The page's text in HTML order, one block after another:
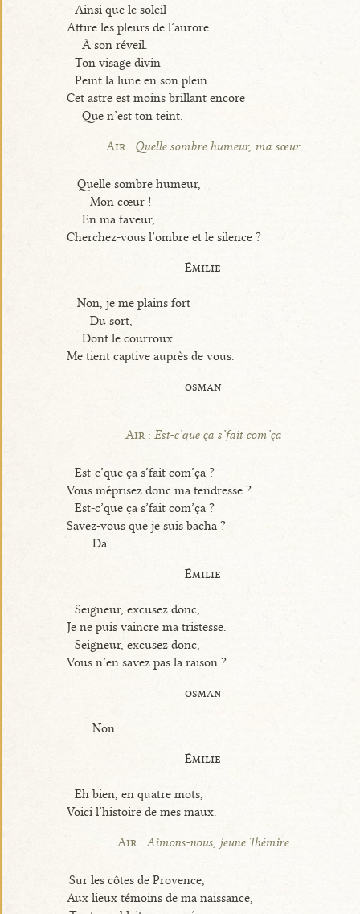
Ainsi que le soleil
Attire les pleurs de l’aurore
À son réveil.
Ton visage divin
Peint la lune en son plein.
Cet astre est moins brillant encore
Que n’est ton teint.
Air : Quelle sombre humeur, ma sœur
Quelle sombre humeur,
Mon cœur !
En ma faveur,
Cherchez-vous l’ombre et le silence ?
Émilie
Non, je me plains fort
Du sort,
Dont le courroux
Me tient captive auprès de vous.
osman
Air : Est-c’que ça s’fait com’ça
Est-c’que ça s’fait com’ça ?
Vous méprisez donc ma tendresse ?
Est-c’que ça s’fait com’ça ?
Savez-vous que je suis bacha ?
Da.
Émilie
Seigneur, excusez donc,
Je ne puis vaincre ma tristesse.
Seigneur, excusez donc,
Vous n’en savez pas la raison ?
osman
Non.
Émilie
Eh bien, en quatre mots,
Voici l’histoire de mes maux.
Air : Aimons-nous, jeune Thémire
Sur les côtes de Provence,
Aux lieux témoins de ma naissance,